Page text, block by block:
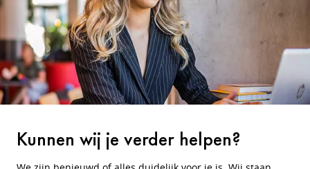
Kunnen wij je verder helpen?